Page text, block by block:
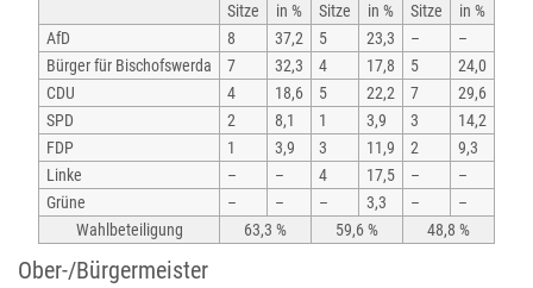
Sitze
in % Sitze in % Sitze
in %
AfD
8 37,2 5 23,3 –
–
Bürger für Bischofswerda
7 32,3 4 17,8 5
24,0
CDU
4 18,6 5 22,2 7
29,6
SPD
2 8,1 1 3,9 3
14,2
FDP
1 3,9 3 11,9 2
9,3
Linke
– – 4 17,5 –
–
Grüne
– – – 3,3 –
–
Wahlbeteiligung
63,3 % 59,6 % 48,8 %
Ober-/Bürgermeister